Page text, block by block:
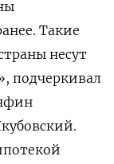
Такие
несут
подчеркивал